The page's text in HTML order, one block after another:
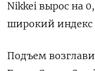
Nikkei вырос на
широкий индекс
Подъем